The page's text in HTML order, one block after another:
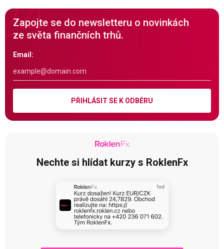
Zapojte se do newsletteru o novinkách
ze světa finančních trhů.
Email:
PŘIHLÁSIT SE K ODBĚRU
Nechte si hlídat kurzy s RoklenFx